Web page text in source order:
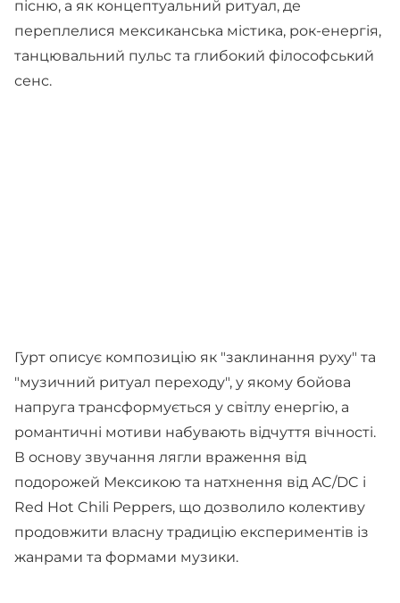
пісню, а як концептуальний ритуал, де
переплелися мексиканська містика, рок-енергія,
танцювальний пульс та глибокий філософський
сенс.
Гурт описує композицію як "заклинання руху" та
"музичний ритуал переходу", у якому бойова
напруга трансформується у світлу енергію, а
романтичні мотиви набувають відчуття вічності.
В основу звучання лягли враження від
подорожей Мексикою та натхнення від AC/DC і
Red Hot Chili Peppers, що дозволило колективу
продовжити власну традицію експериментів із
жанрами та формами музики.